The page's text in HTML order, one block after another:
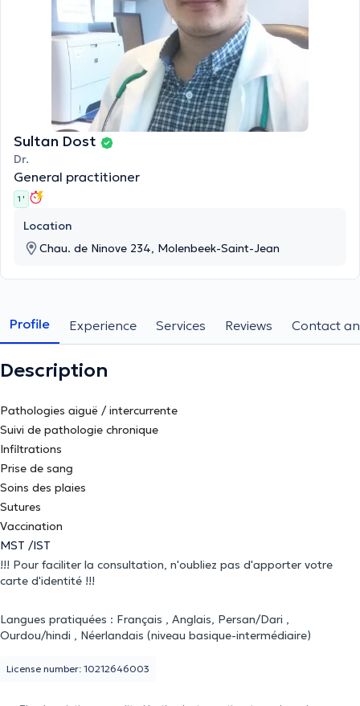
Sultan Dost
Dr.
General practitioner
1 '
Location
Chau. de Ninove 234, Molenbeek-Saint-Jean
Profile Experience Services Reviews Contact
Description
Pathologies aiguë / intercurrente
Suivi de pathologie chronique
Infiltrations
Prise de sang
Soins des plaies
Sutures
Vaccination
MST /IST
!!! Pour faciliter la consultation, n'oubliez pas d'apporter votre
carte d'identité !!!
Langues pratiquées : Français , Anglais, Persan/Dari ,
Ourdou/hindi , Néerlandais (niveau basique-intermédiaire)
License number: 10212646003